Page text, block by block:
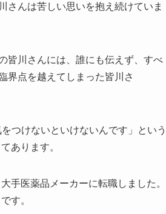
さんは苦しい思いを抱え続けていま
皆川さんには、誰にも伝えず、すべ
界点を越えてしまった皆川さ
つけないといけないんです」という
あります。
手医薬品メーカーに転職しました。
す。